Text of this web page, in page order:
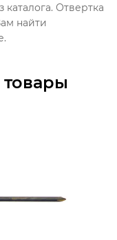
Отвертка
найти